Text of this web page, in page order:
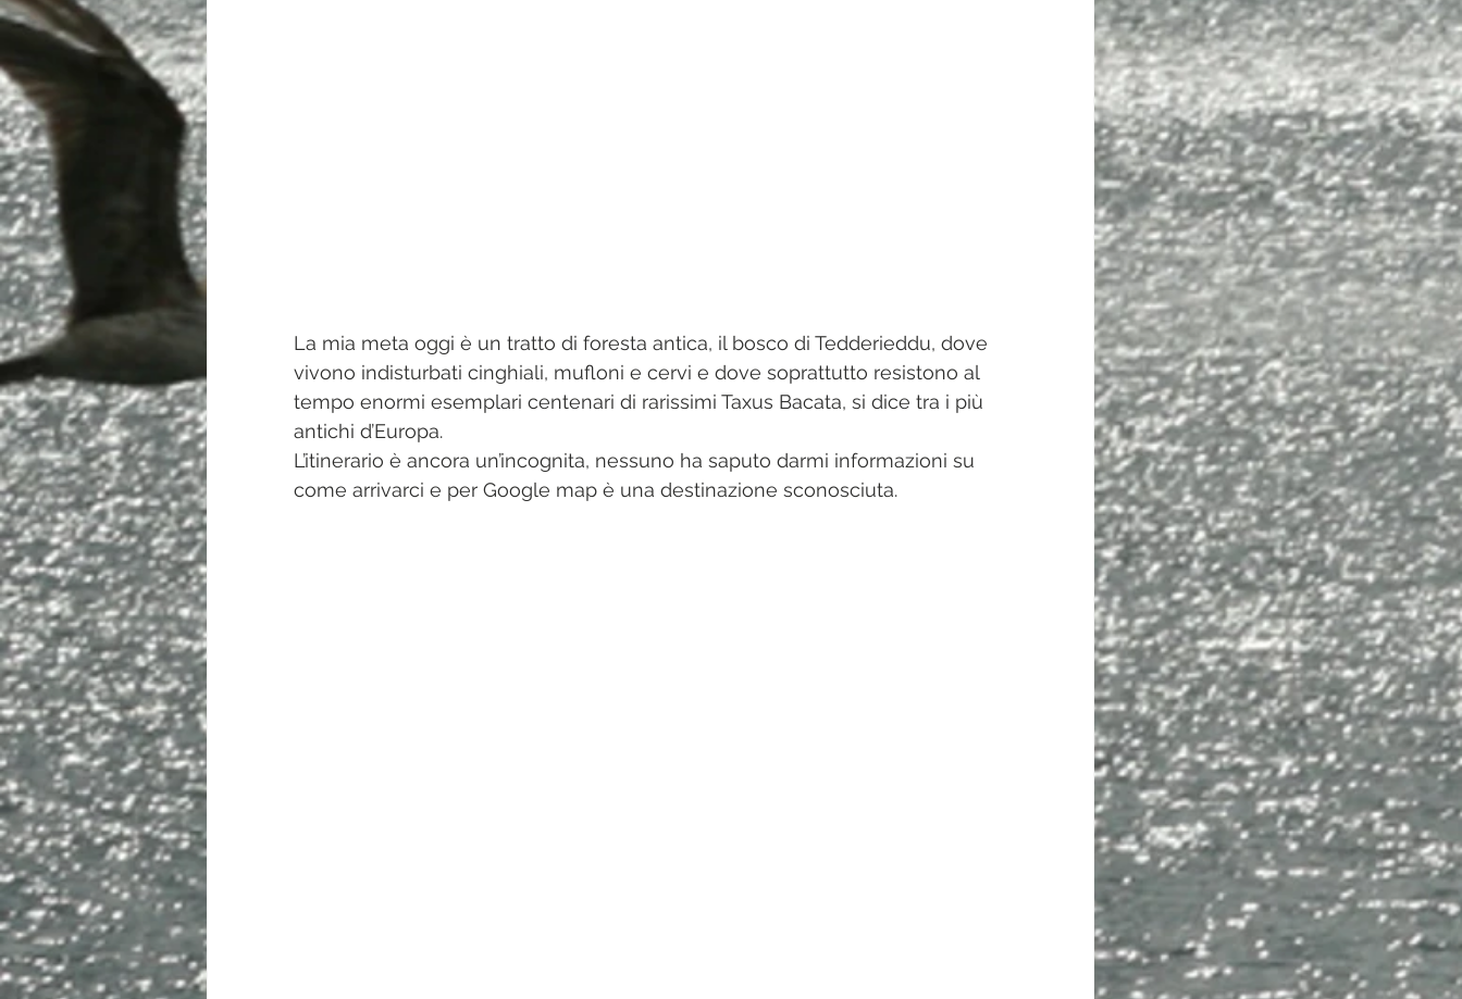
La mia meta oggi è un tratto di foresta antica, il bosco di Tedderieddu, dove
vivono indisturbati cinghiali, mufloni e cervi e dove soprattutto resistono al
tempo enormi esemplari centenari di rarissimi Taxus Bacata, si dice tra i più
antichi d’Europa.
L’itinerario è ancora un’incognita, nessuno ha saputo darmi informazioni su
come arrivarci e per Google map è una destinazione sconosciuta.